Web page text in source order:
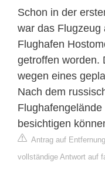
Schon in der
war das Flugzeug
Flughafen
getroffen worden.
wegen eines
Nach dem
besichtigen
Antrag auf
vollständige Antwort auf